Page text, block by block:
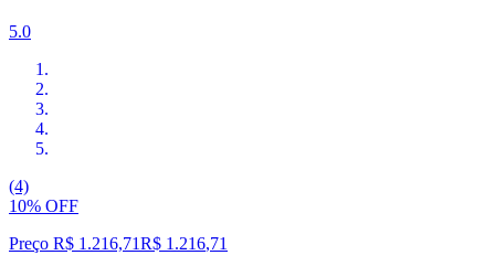
5.0
(4)
10% OFF
Preço R$ 1.216,71R$ 1.216,71